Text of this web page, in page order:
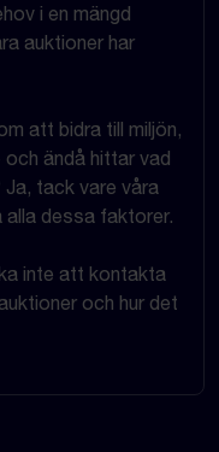
i en mängd
auktioner har
att bidra till miljön,
ändå hittar vad
Ja, tack vare våra
alla dessa faktorer.
inte att kontakta
och hur det